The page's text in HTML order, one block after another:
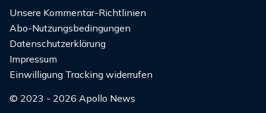
Unsere Kommentar-Richtlinien
Abo-Nutzungsbedingungen
Datenschutzerklärung
Impressum
Einwilligung Tracking widerrufen
© 2023 - 2026 Apollo News